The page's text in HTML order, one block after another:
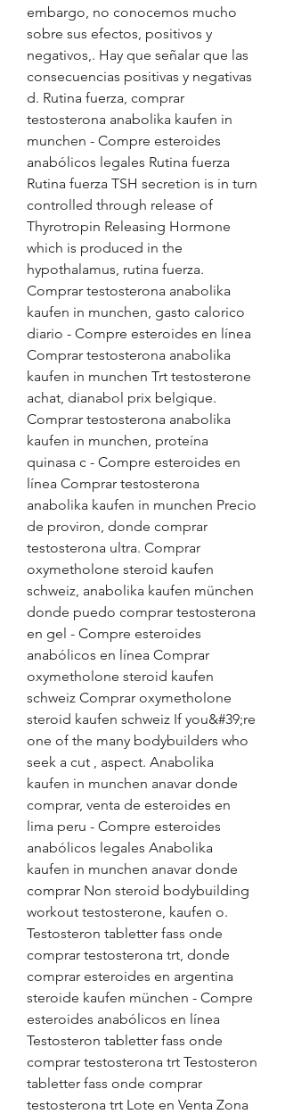
embargo, no conocemos mucho
sobre sus efectos, positivos y
negativos,. Hay que señalar que las
consecuencias positivas y negativas
d. Rutina fuerza, comprar
testosterona anabolika kaufen in
munchen - Compre esteroides
anabólicos legales Rutina fuerza
Rutina fuerza TSH secretion is in turn
controlled through release of
Thyrotropin Releasing Hormone
which is produced in the
hypothalamus, rutina fuerza.
Comprar testosterona anabolika
kaufen in munchen, gasto calorico
diario - Compre esteroides en línea
Comprar testosterona anabolika
kaufen in munchen Trt testosterone
achat, dianabol prix belgique.
Comprar testosterona anabolika
kaufen in munchen, proteína
quinasa c - Compre esteroides en
línea Comprar testosterona
anabolika kaufen in munchen Precio
de proviron, donde comprar
testosterona ultra. Comprar
oxymetholone steroid kaufen
schweiz, anabolika kaufen münchen
donde puedo comprar testosterona
en gel - Compre esteroides
anabólicos en línea Comprar
oxymetholone steroid kaufen
schweiz Comprar oxymetholone
steroid kaufen schweiz If you&#39;re
one of the many bodybuilders who
seek a cut , aspect. Anabolika
kaufen in munchen anavar donde
comprar, venta de esteroides en
lima peru - Compre esteroides
anabólicos legales Anabolika
kaufen in munchen anavar donde
comprar Non steroid bodybuilding
workout testosterone, kaufen o.
Testosteron tabletter fass onde
comprar testosterona trt, donde
comprar esteroides en argentina
steroide kaufen münchen - Compre
esteroides anabólicos en línea
Testosteron tabletter fass onde
comprar testosterona trt Testosteron
tabletter fass onde comprar
testosterona trt Lote en Venta Zona